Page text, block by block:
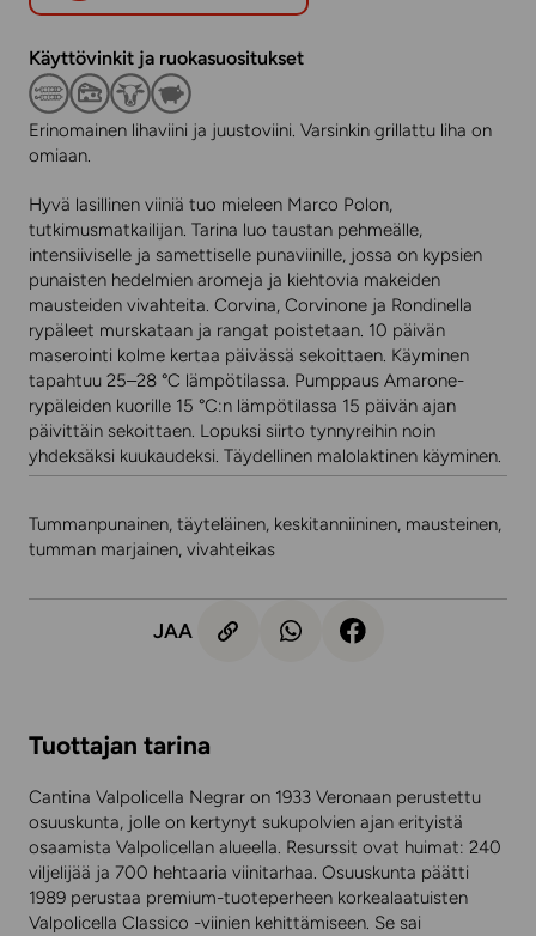
Käyttövinkit ja ruokasuositukset
Erinomainen lihaviini ja juustoviini. Varsinkin grillattu liha on
omiaan.
Hyvä lasillinen viiniä tuo mieleen Marco Polon,
tutkimusmatkailijan. Tarina luo taustan pehmeälle,
intensiiviselle ja samettiselle punaviinille, jossa on kypsien
punaisten hedelmien aromeja ja kiehtovia makeiden
mausteiden vivahteita. Corvina, Corvinone ja Rondinella
rypäleet murskataan ja rangat poistetaan. 10 päivän
maserointi kolme kertaa päivässä sekoittaen. Käyminen
tapahtuu 25–28 °C lämpötilassa. Pumppaus Amarone-
rypäleiden kuorille 15 °C:n lämpötilassa 15 päivän ajan
päivittäin sekoittaen. Lopuksi siirto tynnyreihin noin
yhdeksäksi kuukaudeksi. Täydellinen malolaktinen käyminen.
Tummanpunainen, täyteläinen, keskitanniininen, mausteinen,
tumman marjainen, vivahteikas
JAA
Tuottajan tarina
Cantina Valpolicella Negrar on 1933 Veronaan perustettu
osuuskunta, jolle on kertynyt sukupolvien ajan erityistä
osaamista Valpolicellan alueella. Resurssit ovat huimat: 240
viljelijää ja 700 hehtaaria viinitarhaa. Osuuskunta päätti
1989 perustaa premium-tuoteperheen korkealaatuisten
Valpolicella Classico -viinien kehittämiseen. Se sai